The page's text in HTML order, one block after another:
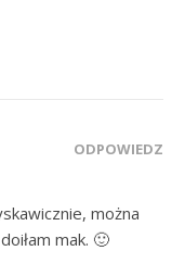
ODPOWIEDZ
można
mak. 🙂